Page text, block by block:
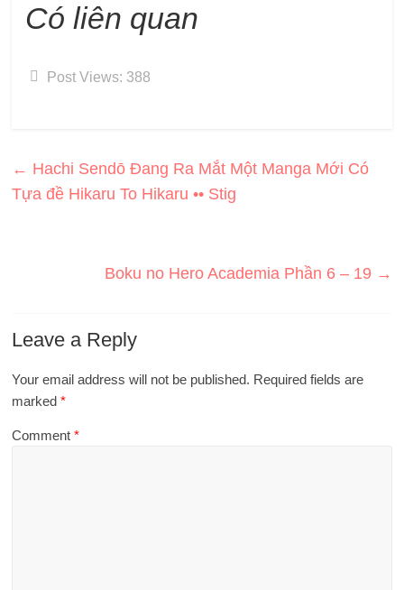
Có liên quan
Post Views: 388
← Hachi Sendō Đang Ra Mắt Một Manga Mới Có
Tựa đề Hikaru To Hikaru •• Stig
Boku no Hero Academia Phần 6 – 19 →
Leave a Reply
Your email address will not be published. Required fields are
marked*
Comment*